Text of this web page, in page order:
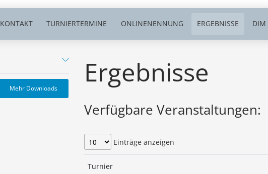
KONTAKT TURNIERTERMINE ONLINENENNUNG ERGEBNISSE DIM
Mehr Downloads Ergebnisse
Verfügbare Veranstaltungen:
Einträge anzeigen
Turnier